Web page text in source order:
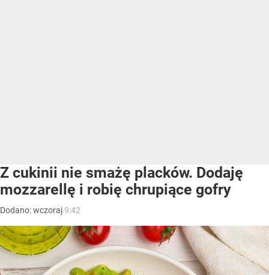
Z cukinii nie smażę placków. Dodaję
mozzarellę i robię chrupiące gofry
Dodano:wczoraj9:42